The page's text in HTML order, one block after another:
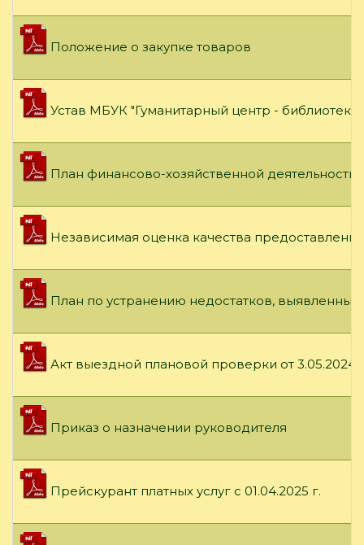
Положение о закупке товаров
Устав МБУК "Гуманитарный центр -
План финансово-хозяйственной деятельности
Независимая оценка качества предоставления
План по устранению недостатков,
Акт выездной плановой проверки от 3.05.2024
Приказ о назначении руководителя
Прейскурант платных услуг с 01.04.2025 г.